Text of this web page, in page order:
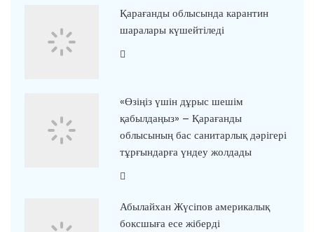
Қарағанды облысында карантин
шаралары күшейтіледі
«Өзіңіз үшін дұрыс шешім
қабылдаңыз» – Қарағанды
облысының бас санитарлық дәрігері
тұрғындарға үндеу жолдады
Абылайхан Жүсіпов америкалық
боксшыға есе жіберді